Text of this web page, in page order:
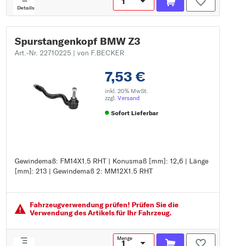
Details
Spurstangenkopf BMW Z3
Art.-Nr. 22710225 | von F.BECKER
7,53 €
inkl. 20% MwSt.
zzgl. Versand
Sofort Lieferbar
Gewindemaß: FM14X1.5 RHT | Konusmaß [mm]: 12,6 | Länge
[mm]: 213 | Gewindemaß 2: MM12X1.5 RHT
Gewindemaß: FM14X1.5 RHT
Konusmaß [mm]: 12,6
Gewindemaß 2: MM12X1.5 RHT
Fahrzeugver­wendung prüfen! Prüfen Sie die
Verwendung des Artikels für Ihr Fahrzeug.
Menge